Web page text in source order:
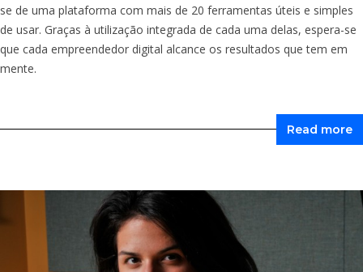
se de uma plataforma com mais de 20 ferramentas úteis e simples
de usar. Graças à utilização integrada de cada uma delas, espera-se
que cada empreendedor digital alcance os resultados que tem em
mente.
Read more